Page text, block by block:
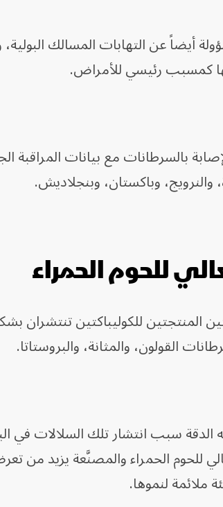
أيضاً عن التهابات المسالك
كمسبب رئيسي للأمراض.
بالسرطانات مع بيانات المراقبة
وباكستان، وبنجلاديش.
للحوم الحمراء
المنتجتين للكوليباكتين تنتشران
القولون، والمثانة، والبروستاتا.
سبب انتشار تلك السلالات في
للحوم الحمراء والمصنَّعة يزيد من
ملائمة لنموها.